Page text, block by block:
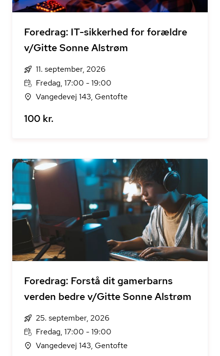
Foredrag: IT-sikkerhed for forældre
v/Gitte Sonne Alstrøm
11. september, 2026
Fredag, 17:00 - 19:00
Vangedevej 143, Gentofte
100 kr.
Foredrag: Forstå dit gamerbarns
verden bedre v/Gitte Sonne Alstrøm
25. september, 2026
Fredag, 17:00 - 19:00
Vangedevej 143, Gentofte